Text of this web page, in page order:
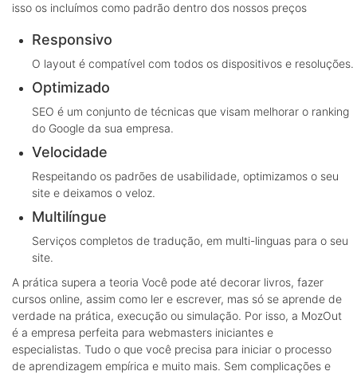
isso os incluímos como padrão dentro dos nossos preços
Responsivo
O layout é compatível com todos os dispositivos e resoluções.
Optimizado
SEO é um conjunto de técnicas que visam melhorar o ranking
do Google da sua empresa.
Velocidade
Respeitando os padrões de usabilidade, optimizamos o seu
site e deixamos o veloz.
Multilíngue
Serviços completos de tradução, em multi-linguas para o seu
site.
A prática supera a teoria Você pode até decorar livros, fazer
cursos online, assim como ler e escrever, mas só se aprende de
verdade na prática, execução ou simulação. Por isso, a MozOut
é a empresa perfeita para webmasters iniciantes e
especialistas. Tudo o que você precisa para iniciar o processo
de aprendizagem empírica e muito mais. Sem complicações e